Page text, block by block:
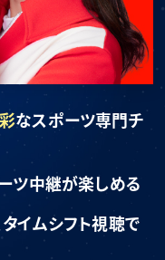
なスポーツ専門チ
ツ中継が楽しめる
タイムシフト視聴で